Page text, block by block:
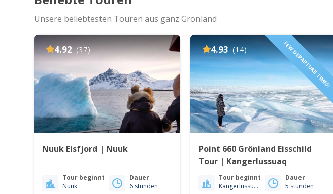
Unsere beliebtesten Touren aus ganz Grönland
4.92 (37)
Nuuk Eisfjord | Nuuk
Tour beginnt
Nuuk
Dauer
6 stunden
4.93 (14) FEW DEPARTURE TIMES!
Point 660 Grönland Eisschild
Tour | Kangerlussuaq
Tour beginnt
Kangerlussuaq
Dauer
5 stunden